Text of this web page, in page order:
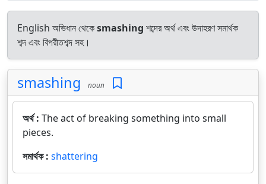
English অভিধান থেকেsmashing শব্দের অর্থ এবং উদাহরণ সমার্থক
শব্দ এবং বিপরীতশব্দ সহ।
smashing noun
অর্থ : The act of breaking something into small
pieces.
সমার্থক : shattering